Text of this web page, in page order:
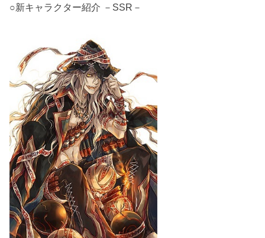
○新キャラクター紹介 －SSR－